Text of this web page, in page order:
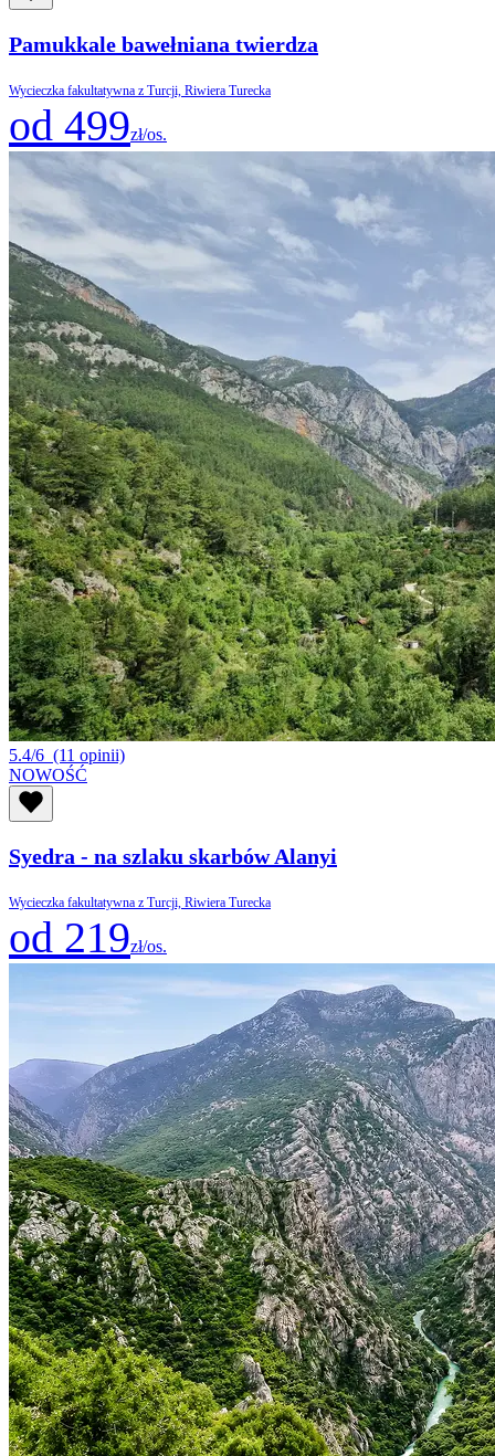
Pamukkale bawełniana twierdza
Wycieczka fakultatywna z Turcji, Riwiera Turecka
od 499zł/os.
5.4/6 (11 opinii)
NOWOŚĆ
Syedra - na szlaku skarbów Alanyi
Wycieczka fakultatywna z Turcji, Riwiera Turecka
od 219zł/os.